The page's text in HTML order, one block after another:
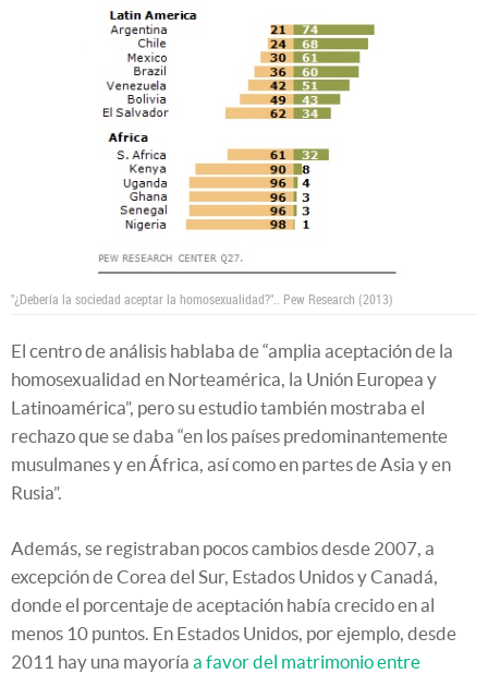
"¿Debería la sociedad aceptar la homosexualidad?".. Pew Research (2013)
El centro de análisis hablaba de “amplia aceptación de la
homosexualidad en Norteamérica, la Unión Europea y
Latinoamérica”, pero su estudio también mostraba el
rechazo que se daba “en los países predominantemente
musulmanes y en África, así como en partes de Asia y en
Rusia”.
Además, se registraban pocos cambios desde 2007, a
excepción de Corea del Sur, Estados Unidos y Canadá,
donde el porcentaje de aceptación había crecido en al
menos 10 puntos. En Estados Unidos, por ejemplo, desde
2011 hay una mayoría a favor del matrimonio entre